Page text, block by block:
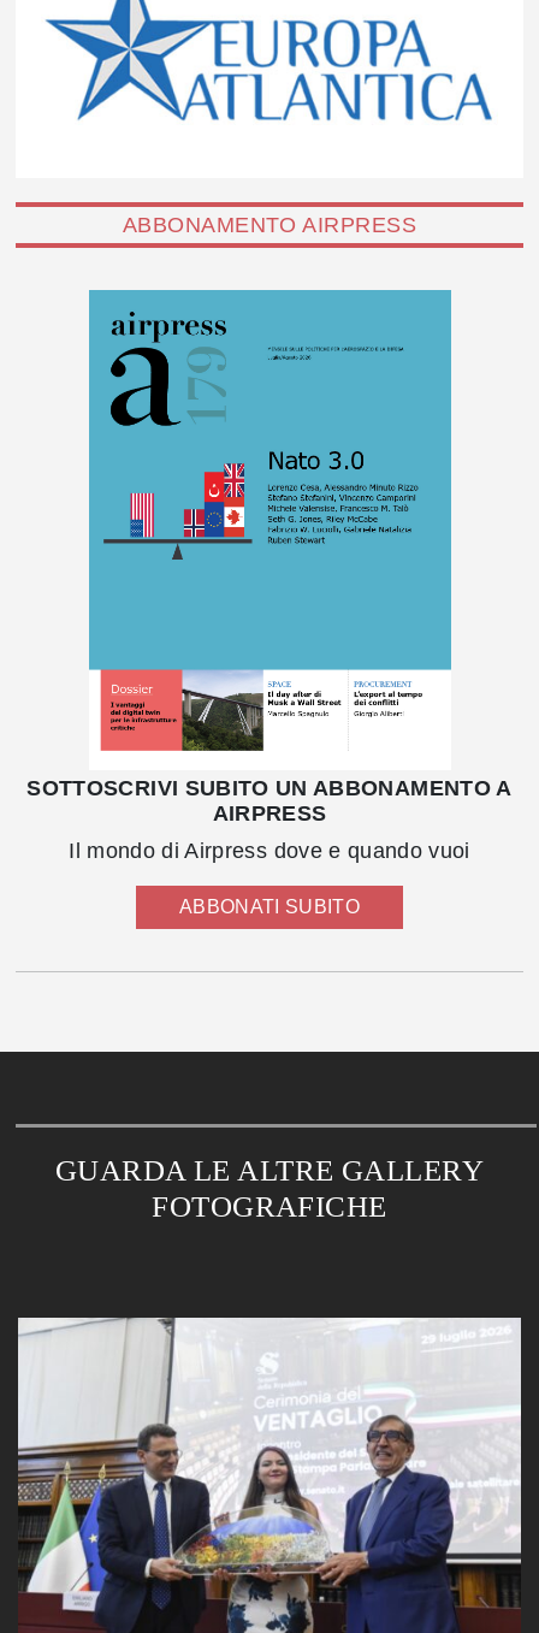
ABBONAMENTO AIRPRESS
SOTTOSCRIVI SUBITO UN ABBONAMENTO A
AIRPRESS
Il mondo di Airpress dove e quando vuoi
ABBONATI SUBITO
GUARDA LE ALTRE GALLERY
FOTOGRAFICHE